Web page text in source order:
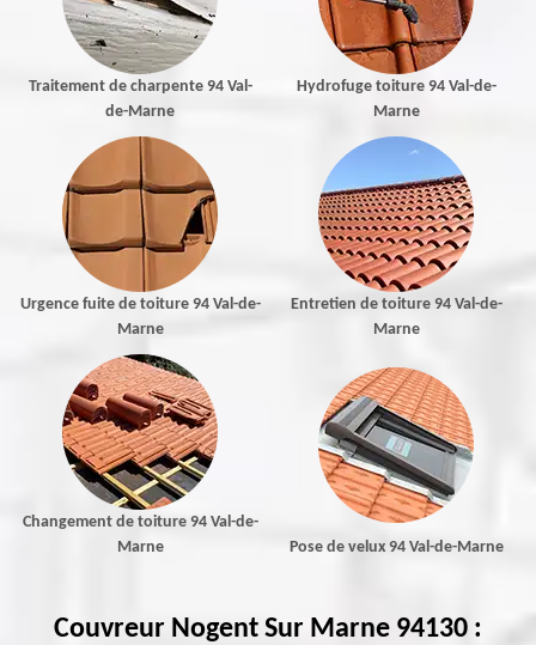
Traitement de charpente 94 Val-
de-Marne
Hydrofuge toiture 94 Val-de-
Marne
Urgence fuite de toiture 94 Val-de-
Marne
Entretien de toiture 94 Val-de-
Marne
Changement de toiture 94 Val-de-
Marne
Pose de velux 94 Val-de-Marne
Couvreur Nogent Sur Marne 94130 :